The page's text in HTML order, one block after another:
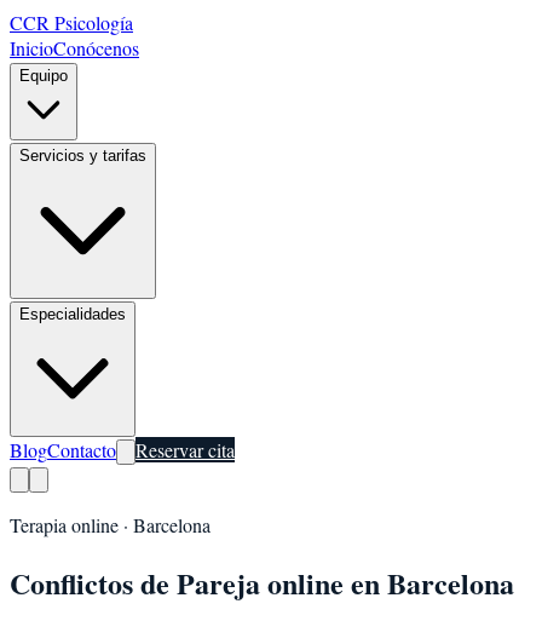
CCR Psicología
InicioConócenos
Equipo
Servicios y tarifas
Especialidades
BlogContacto Reservar cita
Terapia online · Barcelona
Conflictos de Parejaonline enBarcelona